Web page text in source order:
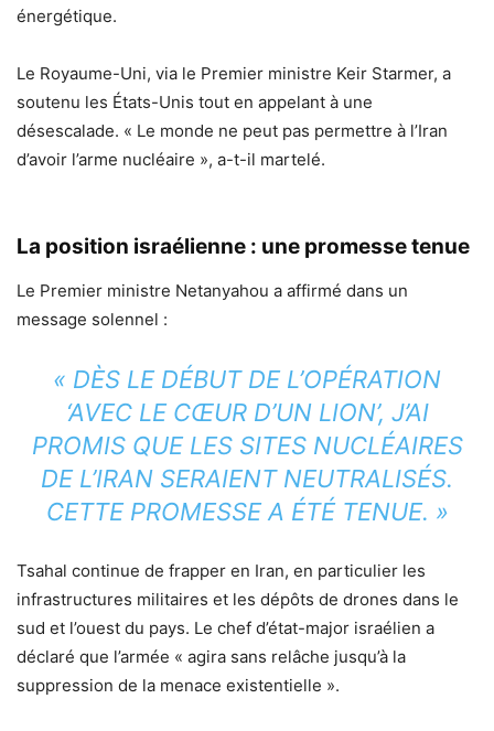
énergétique.
Le Royaume-Uni, via le Premier ministre Keir Starmer, a
soutenu les États-Unis tout en appelant à une
désescalade. « Le monde ne peut pas permettre à l’Iran
d’avoir l’arme nucléaire », a-t-il martelé.
La position israélienne : une promesse tenue
Le Premier ministre Netanyahou a affirmé dans un
message solennel :
« DÈS LE DÉBUT DE L’OPÉRATION
‘AVEC LE CŒUR D’UN LION’, J’AI
PROMIS QUE LES SITES NUCLÉAIRES
DE L’IRAN SERAIENT NEUTRALISÉS.
CETTE PROMESSE A ÉTÉ TENUE. »
Tsahal continue de frapper en Iran, en particulier les
infrastructures militaires et les dépôts de drones dans le
sud et l’ouest du pays. Le chef d’état-major israélien a
déclaré que l’armée « agira sans relâche jusqu’à la
suppression de la menace existentielle ».